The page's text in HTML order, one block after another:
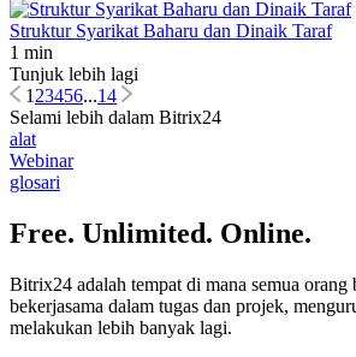
Struktur Syarikat Baharu dan Dinaik Taraf
1 min
Tunjuk lebih lagi
123456...14
Selami lebih dalam Bitrix24
alat
Webinar
glosari
Free. Unlimited. Online.
Bitrix24 adalah tempat di mana semua orang
bekerjasama dalam tugas dan projek,
melakukan lebih banyak lagi.